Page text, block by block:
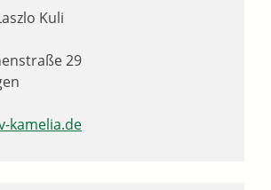
Kuli
29
kamelia.de